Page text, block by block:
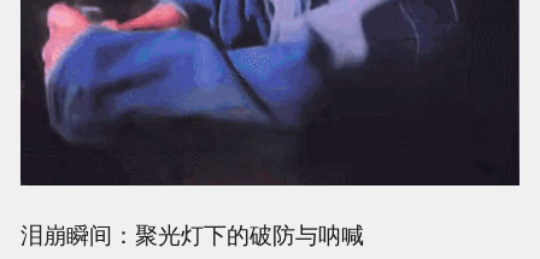
泪崩瞬间：聚光灯下的破防与呐喊